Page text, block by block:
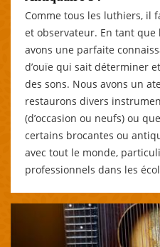
Comme tous les luthiers, il
et observateur. En tant
avons une parfaite
d’ouïe qui sait déterminer
des sons. Nous avons un
restaurons divers
(d’occasion ou neufs) ou
certains brocantes ou
avec tout le monde,
professionnels dans les